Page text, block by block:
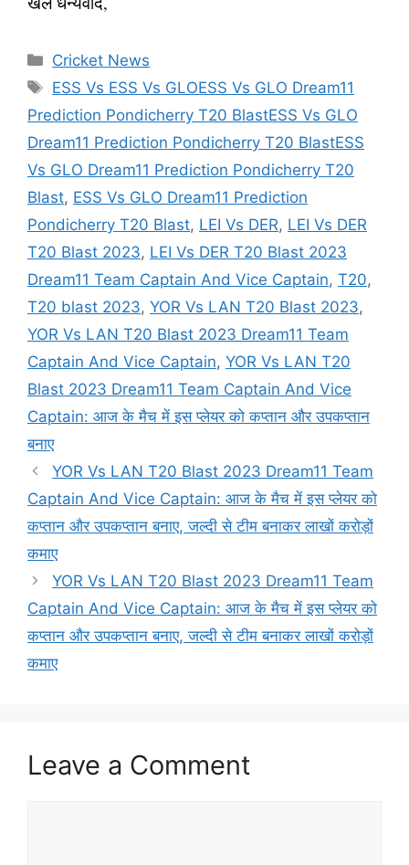
Categories
Cricket News
Tags
ESS Vs ESS Vs GLOESS Vs GLO Dream11
Prediction Pondicherry T20 BlastESS Vs GLO
Dream11 Prediction Pondicherry T20 BlastESS
Vs GLO Dream11 Prediction Pondicherry T20
Blast, ESS Vs GLO Dream11 Prediction
Pondicherry T20 Blast, LEI Vs DER, LEI Vs DER
T20 Blast 2023, LEI Vs DER T20 Blast 2023
Dream11 Team Captain And Vice Captain, T20,
T20 blast 2023, YOR Vs LAN T20 Blast 2023,
YOR Vs LAN T20 Blast 2023 Dream11 Team
Captain And Vice Captain, YOR Vs LAN T20
Blast 2023 Dream11 Team Captain And Vice
Captain: आज के मैच में इस प्लेयर को कप्तान और उपकप्तान
बनाए
YOR Vs LAN T20 Blast 2023 Dream11 Team
Captain And Vice Captain: आज के मैच में इस प्लेयर को
कप्तान और उपकप्तान बनाए, जल्दी से टीम बनाकर लाखों करोड़ों
कमाए
YOR Vs LAN T20 Blast 2023 Dream11 Team
Captain And Vice Captain: आज के मैच में इस प्लेयर को
कप्तान और उपकप्तान बनाए, जल्दी से टीम बनाकर लाखों करोड़ों
कमाए
Leave a Comment